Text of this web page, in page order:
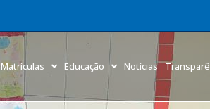
Matrículas Educação Notícias